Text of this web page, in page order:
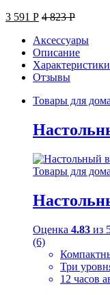
3 591 Р 4 823Р
Аксессуары
Описание
Характеристики
Отзывы
Товары для дома
Товары для дома
Оценка 4.83 из
(6)
Три
12 часов